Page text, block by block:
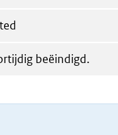
beëindigd.